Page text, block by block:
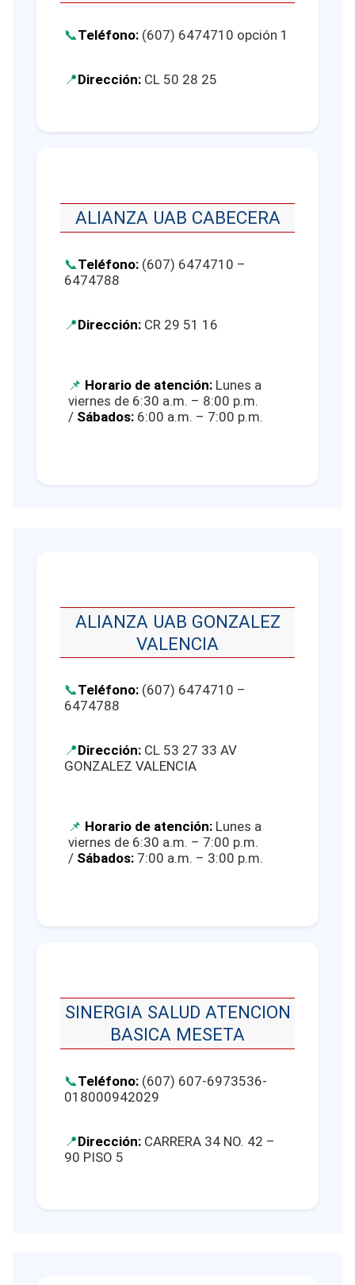
Teléfono: (607) 6474710 opción 1
Dirección: CL 50 28 25
ALIANZA UAB CABECERA
Teléfono: (607) 6474710 –
6474788
Dirección: CR 29 51 16
Horario de atención: Lunes a
viernes de 6:30 a.m. – 8:00 p.m.
/ Sábados: 6:00 a.m. – 7:00 p.m.
ALIANZA UAB GONZALEZ
VALENCIA
Teléfono: (607) 6474710 –
6474788
Dirección: CL 53 27 33 AV
GONZALEZ VALENCIA
Horario de atención: Lunes a
viernes de 6:30 a.m. – 7:00 p.m.
/ Sábados: 7:00 a.m. – 3:00 p.m.
SINERGIA SALUD ATENCION
BASICA MESETA
Teléfono: (607) 607-6973536-
018000942029
Dirección: CARRERA 34 NO. 42 –
90 PISO 5